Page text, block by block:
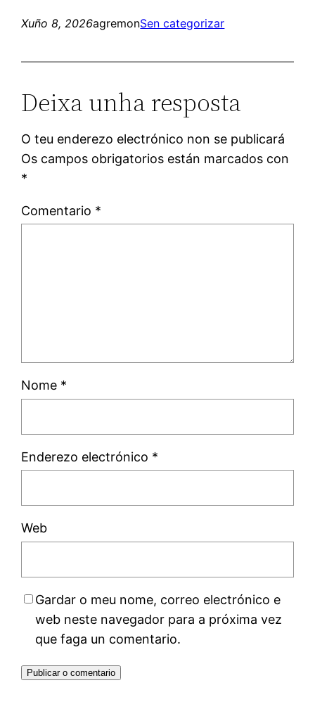
Xuño 8, 2026agremonSen categorizar
Deixa unha resposta
O teu enderezo electrónico non se publicará
Os campos obrigatorios están marcados con
*
Comentario *
Nome *
Enderezo electrónico *
Web
Gardar o meu nome, correo electrónico e
web neste navegador para a próxima vez
que faga un comentario.